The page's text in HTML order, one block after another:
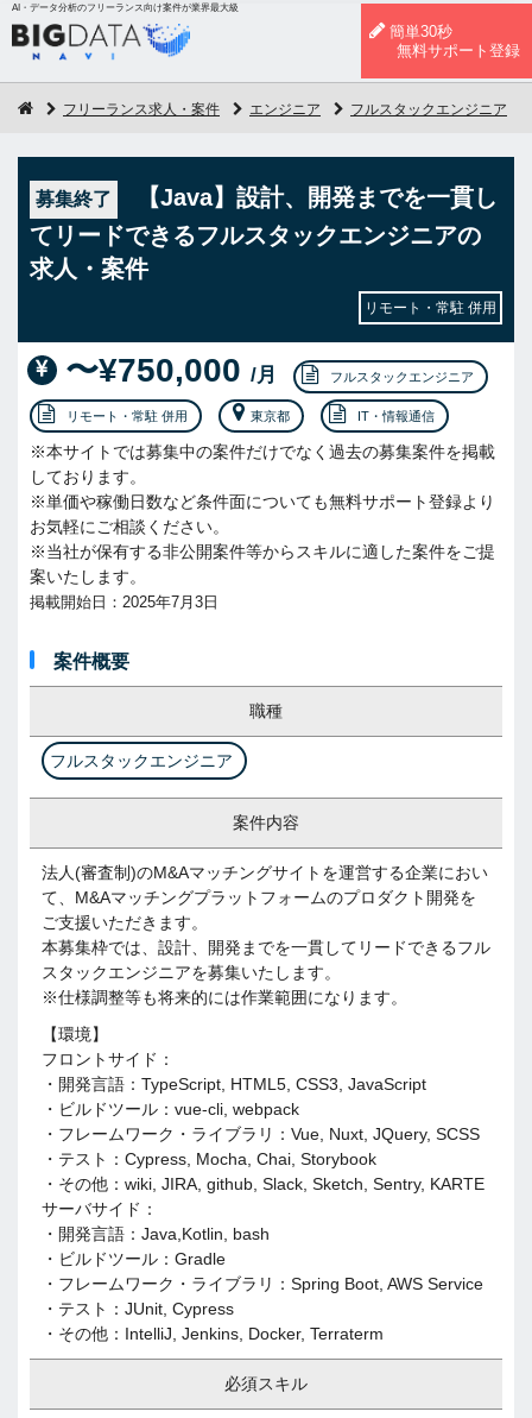
AI・データ分析のフリーランス向け案件が業界最大級
簡単30秒
無料サポート登録
フリーランス求人・案件 エンジニア フルスタックエンジニア
募集終了
【Java】設計、開発までを一貫し
てリードできるフルスタックエンジニアの
求人・案件
リモート・常駐 併用
〜¥750,000 /月 フルスタックエンジニア
リモート・常駐 併用 東京都 IT・情報通信
※本サイトでは募集中の案件だけでなく過去の募集案件を掲載
しております。
※単価や稼働日数など条件面についても無料サポート登録より
お気軽にご相談ください。
※当社が保有する非公開案件等からスキルに適した案件をご提
案いたします。
掲載開始日：2025年7月3日
案件概要
職種
フルスタックエンジニア
案件内容
法人(審査制)のM&Aマッチングサイトを運営する企業におい
て、M&Aマッチングプラットフォームのプロダクト開発を
ご支援いただきます。
本募集枠では、設計、開発までを一貫してリードできるフル
スタックエンジニアを募集いたします。
※仕様調整等も将来的には作業範囲になります。
【環境】
フロントサイド：
・開発言語：TypeScript, HTML5, CSS3, JavaScript
・ビルドツール：vue-cli, webpack
・フレームワーク・ライブラリ：Vue, Nuxt, JQuery, SCSS
・テスト：Cypress, Mocha, Chai, Storybook
・その他：wiki, JIRA, github, Slack, Sketch, Sentry, KARTE
サーバサイド：
・開発言語：Java,Kotlin, bash
・ビルドツール：Gradle
・フレームワーク・ライブラリ：Spring Boot, AWS Service
・テスト：JUnit, Cypress
・その他：IntelliJ, Jenkins, Docker, Terraterm
必須スキル